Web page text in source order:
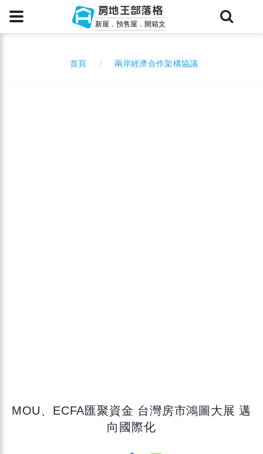
房地王部落格
新屋．預售屋．開箱文
首頁 兩岸經濟合作架構協議
MOU、ECFA匯聚資金 台灣房市鴻圖大展 邁
向國際化